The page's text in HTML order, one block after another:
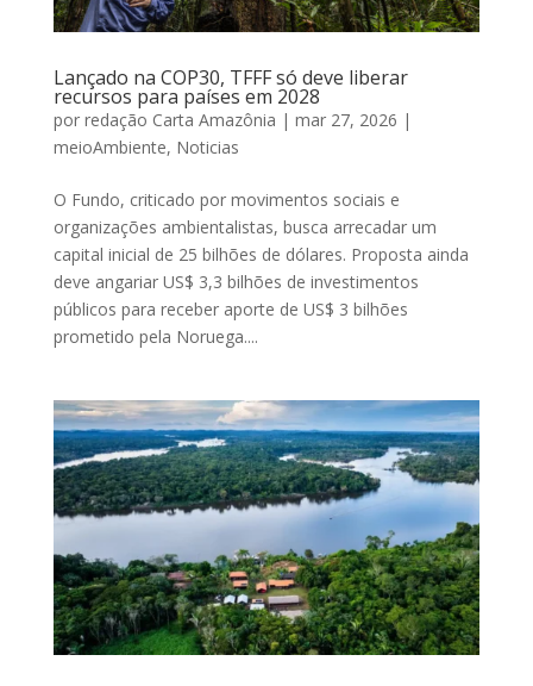
Lançado na COP30, TFFF só deve liberar
recursos para países em 2028
por redação Carta Amazônia | mar 27, 2026 |
meioAmbiente, Noticias
O Fundo, criticado por movimentos sociais e
organizações ambientalistas, busca arrecadar um
capital inicial de 25 bilhões de dólares. Proposta ainda
deve angariar US$ 3,3 bilhões de investimentos
públicos para receber aporte de US$ 3 bilhões
prometido pela Noruega....